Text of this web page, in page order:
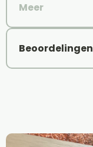
Meer
Beoordelingen